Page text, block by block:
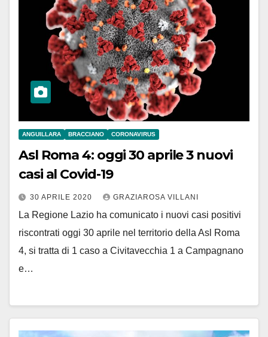
ANGUILLARA BRACCIANO CORONAVIRUS
Asl Roma 4: oggi 30 aprile 3 nuovi
casi al Covid-19
30 APRILE 2020 GRAZIAROSA VILLANI
La Regione Lazio ha comunicato i nuovi casi positivi
riscontrati oggi 30 aprile nel territorio della Asl Roma
4, si tratta di 1 caso a Civitavecchia 1 a Campagnano
e…